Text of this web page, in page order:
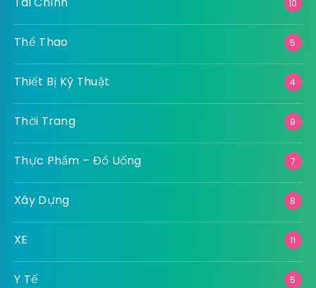
10
Thể Thao 5
Thiết Bị Kỹ Thuật 4
Thời Trang 9
Thực Phẩm – Đồ Uống 7
Xây Dựng 8
XE 11
Y Tế 5